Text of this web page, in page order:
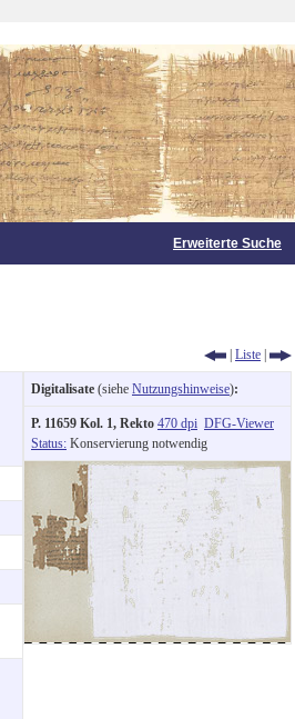
Erweiterte Suche
| Liste |
Digitalisate (siehe Nutzungshinweise):
P. 11659 Kol. 1, Rekto 470 dpi DFG-Viewer
Status: Konservierung notwendig